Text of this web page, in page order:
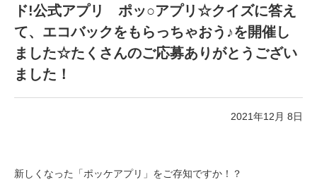
ド!公式アプリ ポッ○アプリ☆クイズに答え
て、エコバックをもらっちゃおう♪を開催し
ました☆たくさんのご応募ありがとうござい
ました！
2021年12月 8日
新しくなった「ポッケアプリ」をご存知ですか！？